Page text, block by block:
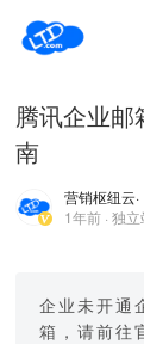
腾讯企业邮
南
营销枢纽云
1年前 · 独
企业未开通
箱，请前往